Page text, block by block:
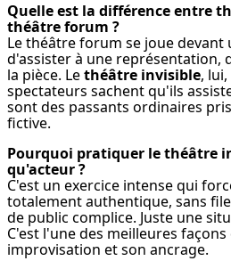
Quelle est la différence entre
théâtre forum ?
Le théâtre forum se joue devant
d'assister à une représentation,
la pièce. Le théâtre invisible,
spectateurs sachent qu'ils
sont des passants ordinaires
fictive.
Pourquoi pratiquer le théâtre
qu'acteur ?
C'est un exercice intense qui
totalement authentique, sans
de public complice. Juste une
C'est l'une des meilleures
improvisation et son ancrage.